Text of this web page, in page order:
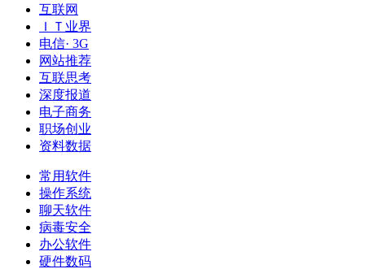
互联网
ＩＴ业界
电信· 3G
网站推荐
互联思考
深度报道
电子商务
职场创业
资料数据
常用软件
操作系统
聊天软件
病毒安全
办公软件
硬件数码